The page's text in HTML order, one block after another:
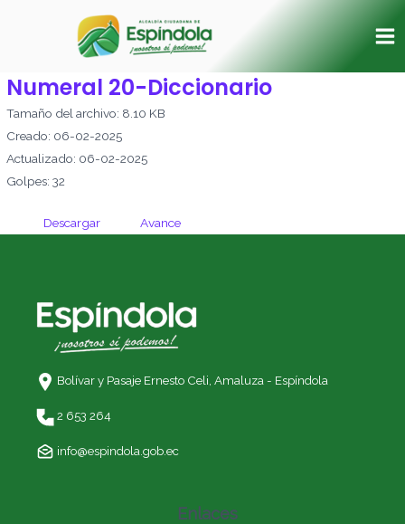
Numeral 20-Diccionario
Tamaño del archivo: 8.10 KB
Creado: 06-02-2025
Actualizado: 06-02-2025
Golpes: 32
Descargar Avance
Bolívar y Pasaje Ernesto Celi, Amaluza - Espíndola
2 653 264
info@espindola.gob.ec
Enlaces